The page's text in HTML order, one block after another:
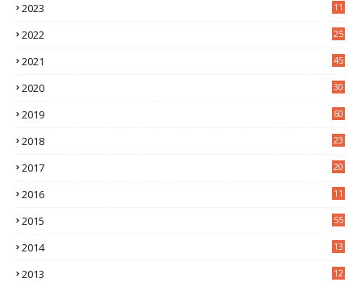
2023
11
2022
25
2021
45
2020
30
2019 60
2018
23
2017
20
2016
11
2015 55
2014
13
2013
12